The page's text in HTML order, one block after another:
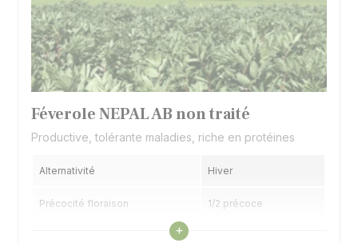
Féverole NEPAL AB non traité
Productive, tolérante maladies, riche en protéines
Alternativité Hiver
Précocité floraison 1/2 précoce
Voir les caractéristiques
+